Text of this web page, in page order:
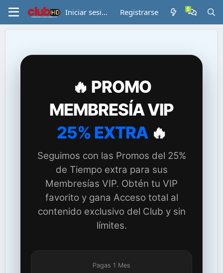
Iniciar sesión Registrarse
🔥 PROMO
MEMBRESÍA VIP
25% EXTRA🔥
Seguimos con las Promos del 25%
de Tiempo extra para sus
Membresías VIP. Obtén tu VIP
favorito y gana Acceso total al
contenido exclusivo del Club y sin
límites.
Pagas 1 Mes